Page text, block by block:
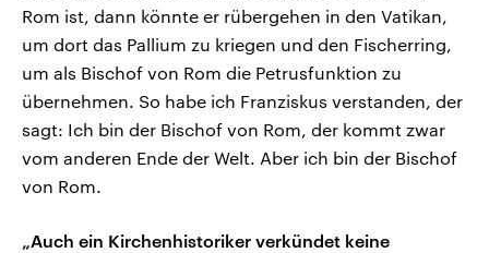
Rom ist, dann könnte er rübergehen in den Vatikan,
um dort das Pallium zu kriegen und den Fischerring,
um als Bischof von Rom die Petrusfunktion zu
übernehmen. So habe ich Franziskus verstanden, der
sagt: Ich bin der Bischof von Rom, der kommt zwar
vom anderen Ende der Welt. Aber ich bin der Bischof
von Rom.
„Auch ein Kirchenhistoriker verkündet keine